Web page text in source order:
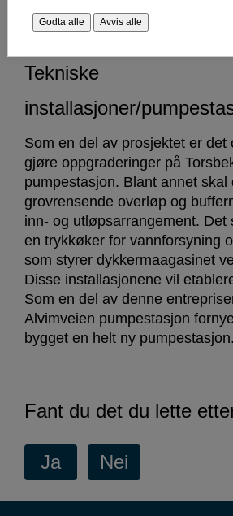
artsmangfoldet og
Tekniske
installasjoner/
Som en del av prosjektet er det
gjøre oppgraderinger på
pumpestasjon. Blant annet skal
grovrensende overløp og
inn- og utløpsarrangement. Det
en trykkøker for vannforsyning
som styrer dykkermaagasinet
Disse installasjonene vil
Som en del av denne
Alvimveien pumpestasjon
bygget en helt ny pumpestasjon.
Fant du det du lette
Godta alle Avvis alle